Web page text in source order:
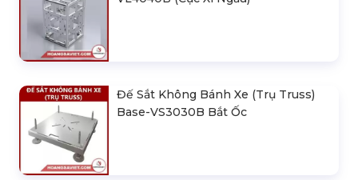
Đế Sắt Không Bánh Xe (Trụ Truss)
Base-VS3030B Bắt Ốc